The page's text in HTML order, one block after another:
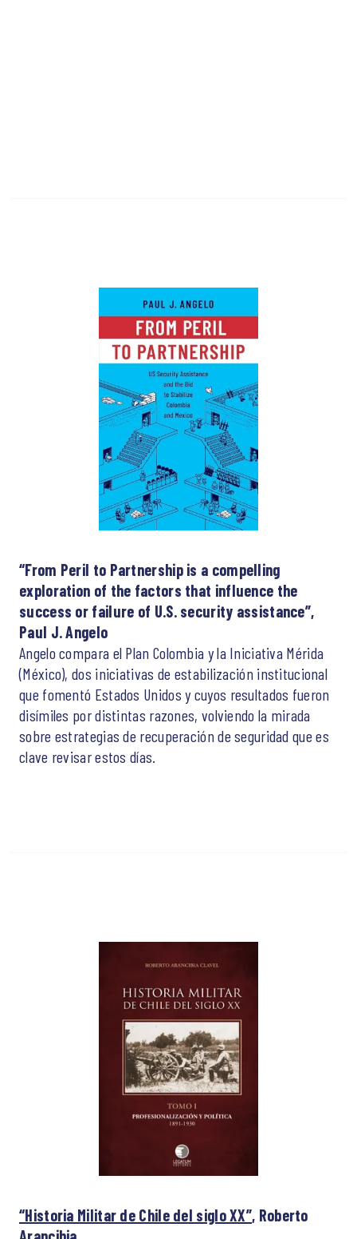
“From Peril to Partnership is a compelling
exploration of the factors that influence the
success or failure of U.S. security assistance”,
Paul J. Angelo
Angelo compara el Plan Colombia y la Iniciativa Mérida
(México), dos iniciativas de estabilización institucional
que fomentó Estados Unidos y cuyos resultados fueron
disímiles por distintas razones, volviendo la mirada
sobre estrategias de recuperación de seguridad que es
clave revisar estos días.
“Historia Militar de Chile del siglo XX”, Roberto